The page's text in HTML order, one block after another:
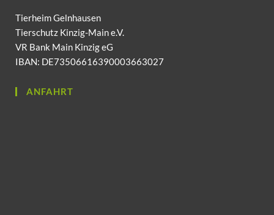
Tierheim Gelnhausen
Tierschutz Kinzig-Main e.V.
VR Bank Main Kinzig eG
IBAN: DE73506616390003663027
ANFAHRT